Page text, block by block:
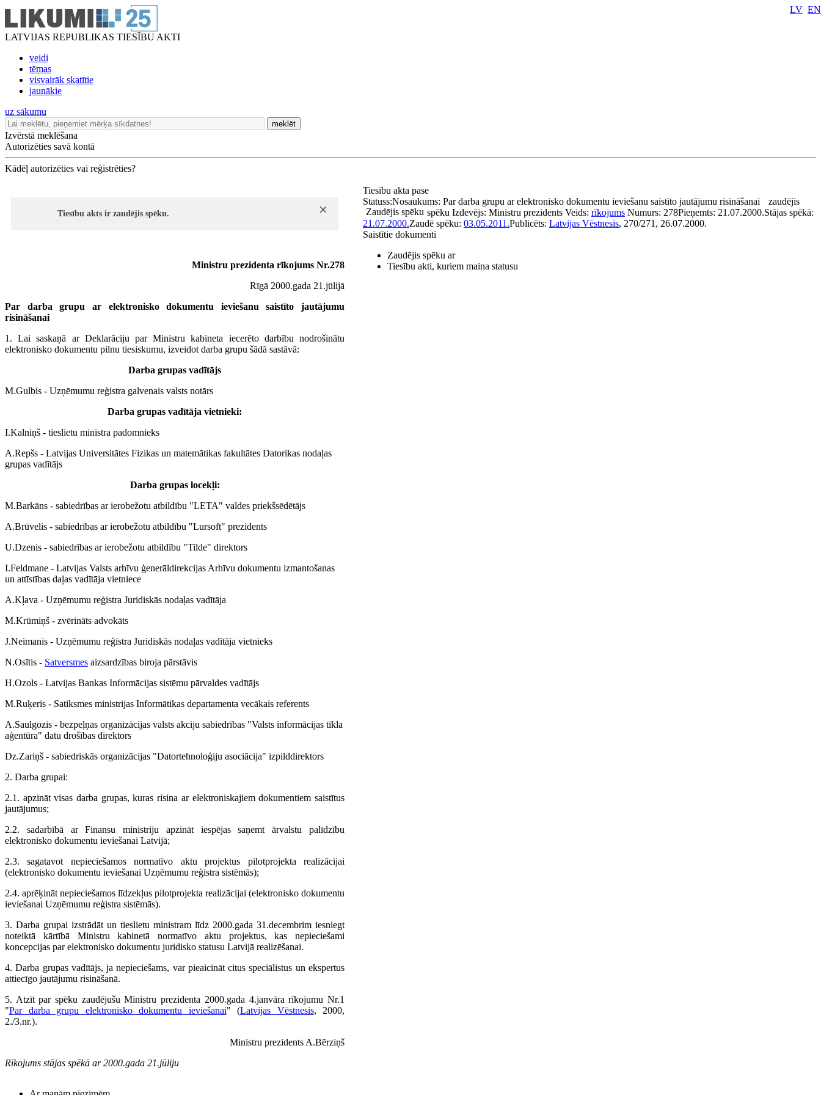
LATVIJAS REPUBLIKAS TIESĪBU AKTI
veidi
tēmas
visvairāk skatītie
jaunākie
LV EN
uz sākumu
meklēt
Izvērstā meklēšana
Autorizēties savā kontā
Kādēļ autorizēties vai reģistrēties?
Tiesību akts ir zaudējis spēku.
Ministru prezidenta rīkojums Nr.278
Rīgā 2000.gada 21.jūlijā
Par darba grupu ar elektronisko dokumentu ieviešanu saistīto jautājumu
risināšanai
1. Lai saskaņā ar Deklarāciju par Ministru kabineta iecerēto darbību nodrošinātu
elektronisko dokumentu pilnu tiesiskumu, izveidot darba grupu šādā sastāvā:
Darba grupas vadītājs
M.Gulbis - Uzņēmumu reģistra galvenais valsts notārs
Darba grupas vadītāja vietnieki:
I.Kalniņš - tieslietu ministra padomnieks
A.Repšs - Latvijas Universitātes Fizikas un matemātikas fakultātes Datorikas nodaļas
grupas vadītājs
Darba grupas locekļi:
M.Barkāns - sabiedrības ar ierobežotu atbildību "LETA" valdes priekšsēdētājs
A.Brūvelis - sabiedrības ar ierobežotu atbildību "Lursoft" prezidents
U.Dzenis - sabiedrības ar ierobežotu atbildību "Tilde" direktors
I.Feldmane - Latvijas Valsts arhīvu ģenerāldirekcijas Arhīvu dokumentu izmantošanas
un attīstības daļas vadītāja vietniece
A.Kļava - Uzņēmumu reģistra Juridiskās nodaļas vadītāja
M.Krūmiņš - zvērināts advokāts
J.Neimanis - Uzņēmumu reģistra Juridiskās nodaļas vadītāja vietnieks
N.Osītis - Satversmes aizsardzības biroja pārstāvis
H.Ozols - Latvijas Bankas Informācijas sistēmu pārvaldes vadītājs
M.Ruķeris - Satiksmes ministrijas Informātikas departamenta vecākais referents
A.Saulgozis - bezpeļņas organizācijas valsts akciju sabiedrības "Valsts informācijas tīkla
aģentūra" datu drošības direktors
Dz.Zariņš - sabiedriskās organizācijas "Datortehnoloģiju asociācija" izpilddirektors
2. Darba grupai:
2.1. apzināt visas darba grupas, kuras risina ar elektroniskajiem dokumentiem saistītus
jautājumus;
2.2. sadarbībā ar Finansu ministriju apzināt iespējas saņemt ārvalstu palīdzību
elektronisko dokumentu ieviešanai Latvijā;
2.3. sagatavot nepieciešamos normatīvo aktu projektus pilotprojekta realizācijai
(elektronisko dokumentu ieviešanai Uzņēmumu reģistra sistēmās);
2.4. aprēķināt nepieciešamos līdzekļus pilotprojekta realizācijai (elektronisko dokumentu
ieviešanai Uzņēmumu reģistra sistēmās).
3. Darba grupai izstrādāt un tieslietu ministram līdz 2000.gada 31.decembrim iesniegt
noteiktā kārtībā Ministru kabinetā normatīvo aktu projektus, kas nepieciešami
koncepcijas par elektronisko dokumentu juridisko statusu Latvijā realizēšanai.
4. Darba grupas vadītājs, ja nepieciešams, var pieaicināt citus speciālistus un ekspertus
attiecīgo jautājumu risināšanā.
5. Atzīt par spēku zaudējušu Ministru prezidenta 2000.gada 4.janvāra rīkojumu Nr.1
"Par darba grupu elektronisko dokumentu ieviešanai" (Latvijas Vēstnesis, 2000,
2./3.nr.).
Ministru prezidents A.Bērziņš
Rīkojums stājas spēkā ar 2000.gada 21.jūliju
Tiesību akta pase
Nosaukums: Par darba grupu ar elektronisko dokumentu ieviešanu saistīto jautājumu risināšanai
Statuss:
Zaudējis spēku
zaudējis
spēku Izdevējs: Ministru prezidents Veids: rīkojums Numurs: 278Pieņemts: 21.07.2000.Stājas spēkā:
21.07.2000.Zaudē spēku: 03.05.2011.Publicēts: Latvijas Vēstnesis, 270/271, 26.07.2000.
Saistītie dokumenti
Zaudējis spēku ar
Tiesību akti, kuriem maina statusu